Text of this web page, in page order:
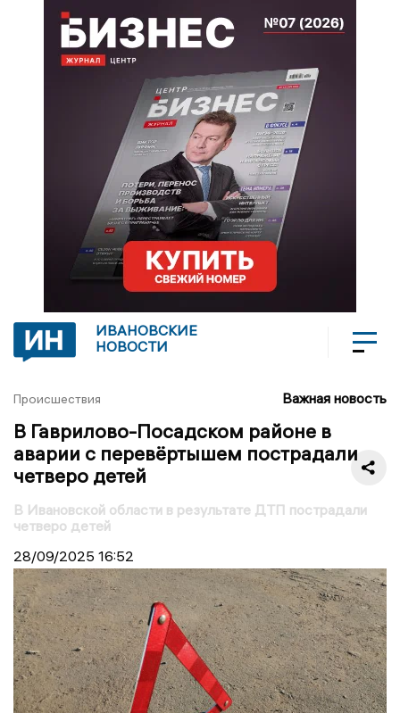
ИВАНОВСКИЕ
НОВОСТИ
Происшествия Важная новость
В Гаврилово-Посадском районе в
аварии с перевёртышем пострадали
четверо детей
В Ивановской области в результате ДТП пострадали
четверо детей
28/09/2025 16:52